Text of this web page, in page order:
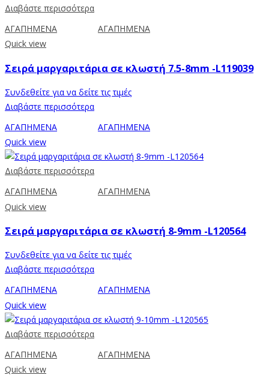
Διαβάστε περισσότερα
ΑΓΑΠΗΜΕΝΑ
ΑΓΑΠΗΜΕΝΑ
Quick view
Σειρά μαργαριτάρια σε κλωστή 7.5-8mm -L119039
Συνδεθείτε για να δείτε τις τιμές
Διαβάστε περισσότερα
ΑΓΑΠΗΜΕΝΑ
ΑΓΑΠΗΜΕΝΑ
Quick view
Διαβάστε περισσότερα
ΑΓΑΠΗΜΕΝΑ
ΑΓΑΠΗΜΕΝΑ
Quick view
Σειρά μαργαριτάρια σε κλωστή 8-9mm -L120564
Συνδεθείτε για να δείτε τις τιμές
Διαβάστε περισσότερα
ΑΓΑΠΗΜΕΝΑ
ΑΓΑΠΗΜΕΝΑ
Quick view
Διαβάστε περισσότερα
ΑΓΑΠΗΜΕΝΑ
ΑΓΑΠΗΜΕΝΑ
Quick view